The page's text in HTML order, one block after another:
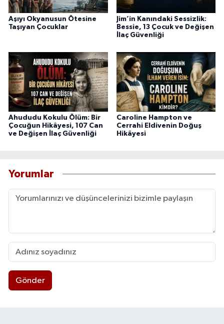
Aşıyı Okyanusun Ötesine
Taşıyan Çocuklar
Jim’in Kanındaki Sessizlik:
Bessie, 13 Çocuk ve Değişen
İlaç Güvenliği
Ahududu Kokulu Ölüm: Bir
Çocuğun Hikâyesi, 107 Can
ve Değişen İlaç Güvenliği
Caroline Hampton ve
Cerrahi Eldivenin Doğuş
Hikâyesi
Yorumlar
Gönder